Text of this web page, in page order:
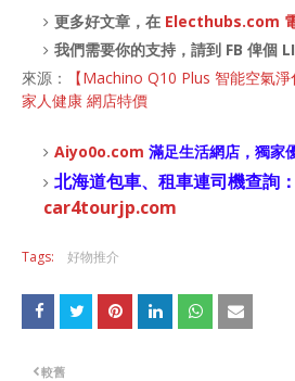
更多好文章，在 Electhubs.com
我們需要你的支持，請到 FB 俾個
來源：
【Machino Q10 Plus 智能空氣
家人健康 網店特價
Aiyo0o.com 滿足生活網店， 獨家
北海道包車、租車連司機查詢：
car4tourjp.com
Tags: 好物推介
較舊